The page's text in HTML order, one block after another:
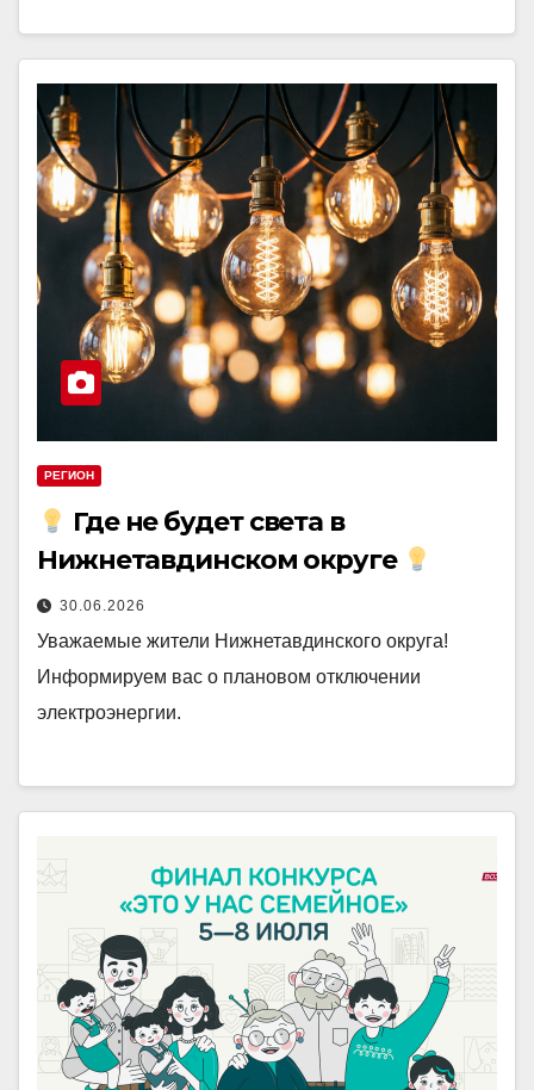
РЕГИОН
Где не будет света в
Нижнетавдинском округе
30.06.2026
Уважаемые жители Нижнетавдинского округа!
Информируем вас о плановом отключении
электроэнергии.